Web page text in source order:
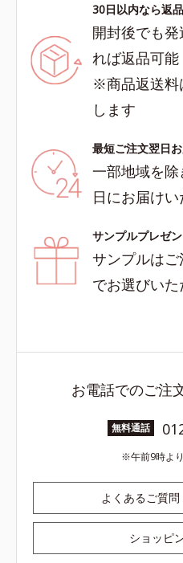
30日以内なら返
開封後でも
れば返品可能
※商品返送料
します
最短ご注文翌日
一部地域を
日にお届け
サンプルプレゼ
サンプルは
でお選びい
お電話でのご注
無料通話
午前9時よ
よくあるご質
ショッピ